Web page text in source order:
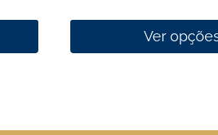
Ver
multiple